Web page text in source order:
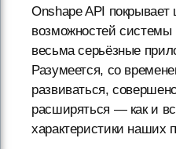
Onshape API
возможностей
весьма серьёзные
Разумеется, со
развиваться,
расширяться — как и
характеристики наших